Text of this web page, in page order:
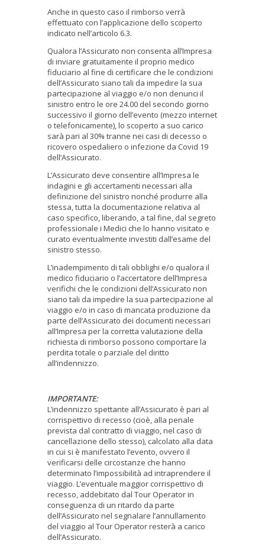
Anche in questo caso il rimborso verrà
effettuato con l’applicazione dello scoperto
indicato nell’articolo 6.3.
Qualora l’Assicurato non consenta all’Impresa
di inviare gratuitamente il proprio medico
fiduciario al fine di certificare che le condizioni
dell’Assicurato siano tali da impedire la sua
partecipazione al viaggio e/o non denunci il
sinistro entro le ore 24.00 del secondo giorno
successivo il giorno dell’evento (mezzo internet
o telefonicamente), lo scoperto a suo carico
sarà pari al 30% tranne nei casi di decesso o
ricovero ospedaliero o infezione da Covid 19
dell’Assicurato.
L’Assicurato deve consentire all’Impresa le
indagini e gli accertamenti necessari alla
definizione del sinistro nonché produrre alla
stessa, tutta la documentazione relativa al
caso specifico, liberando, a tal fine, dal segreto
professionale i Medici che lo hanno visitato e
curato eventualmente investiti dall’esame del
sinistro stesso.
L’inadempimento di tali obblighi e/o qualora il
medico fiduciario o l’accertatore dell’Impresa
verifichi che le condizioni dell’Assicurato non
siano tali da impedire la sua partecipazione al
viaggio e/o in caso di mancata produzione da
parte dell’Assicurato dei documenti necessari
all’Impresa per la corretta valutazione della
richiesta di rimborso possono comportare la
perdita totale o parziale del diritto
all’indennizzo.
IMPORTANTE:
L’indennizzo spettante all’Assicurato è pari al
corrispettivo di recesso (cioè, alla penale
prevista dal contratto di viaggio, nel caso di
cancellazione dello stesso), calcolato alla data
in cui si è manifestato l’evento, ovvero il
verificarsi delle circostanze che hanno
determinato l’impossibilità ad intraprendere il
viaggio. L’eventuale maggior corrispettivo di
recesso, addebitato dal Tour Operator in
conseguenza di un ritardo da parte
dell’Assicurato nel segnalare l’annullamento
del viaggio al Tour Operator resterà a carico
dell’Assicurato.